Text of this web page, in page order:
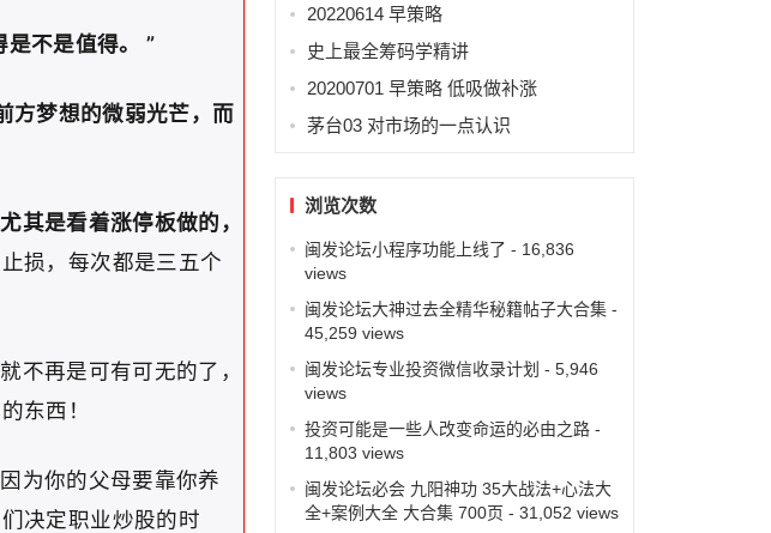
不是值得。 ”
方梦想的微弱光芒，而
其是看着涨停板做的，
损，每次都是三五个
不再是可有可无的了，
东西！
为你的父母要靠你养
决定职业炒股的时
20220614 早策略
史上最全筹码学精讲
20200701 早策略 低吸做补涨
茅台03 对市场的一点认识
浏览次数
闽发论坛小程序功能上线了 - 16,836
views
闽发论坛大神过去全精华秘籍帖子大合集-
45,259 views
闽发论坛专业投资微信收录计划 - 5,946
views
投资可能是一些人改变命运的必由之路-
11,803 views
闽发论坛必会 九阳神功 35大战法+心法大
全+案例大全 大合集 700页 - 31,052 views